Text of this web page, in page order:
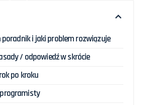
i jaki problem rozwiązuje
/ odpowiedź w skrócie
po kroku